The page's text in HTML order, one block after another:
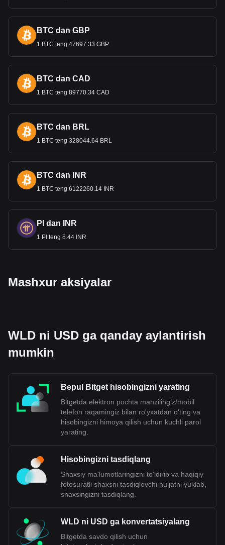
BTC dan GBP
1 BTC teng 47697.33 GBP
BTC dan CAD
1 BTC teng 89770.34 CAD
BTC dan BRL
1 BTC teng 328044.64 BRL
BTC dan INR
1 BTC teng 6122260.14 INR
PI dan INR
1 PI teng 8.44 INR
Mashxur aksiyalar
WLD ni USD ga qanday aylantirish
mumkin
Bepul Bitget hisobingizni yarating
Bitgetda elektron pochta manzilingiz/mobil
telefon raqamingiz bilan ro'yxatdan o'ting va
hisobingizni himoya qilish uchun kuchli parol
yarating.
Hisobingizni tasdiqlang
Shaxsiy ma'lumotlaringizni to'ldirib va haqiqiy
fotosuratli shaxsni tasdiqlovchi hujjatni yuklab,
shaxsingizni tasdiqlang.
WLD ni USD ga konvertatsiyalang
Bitgetda savdo qilish uchun